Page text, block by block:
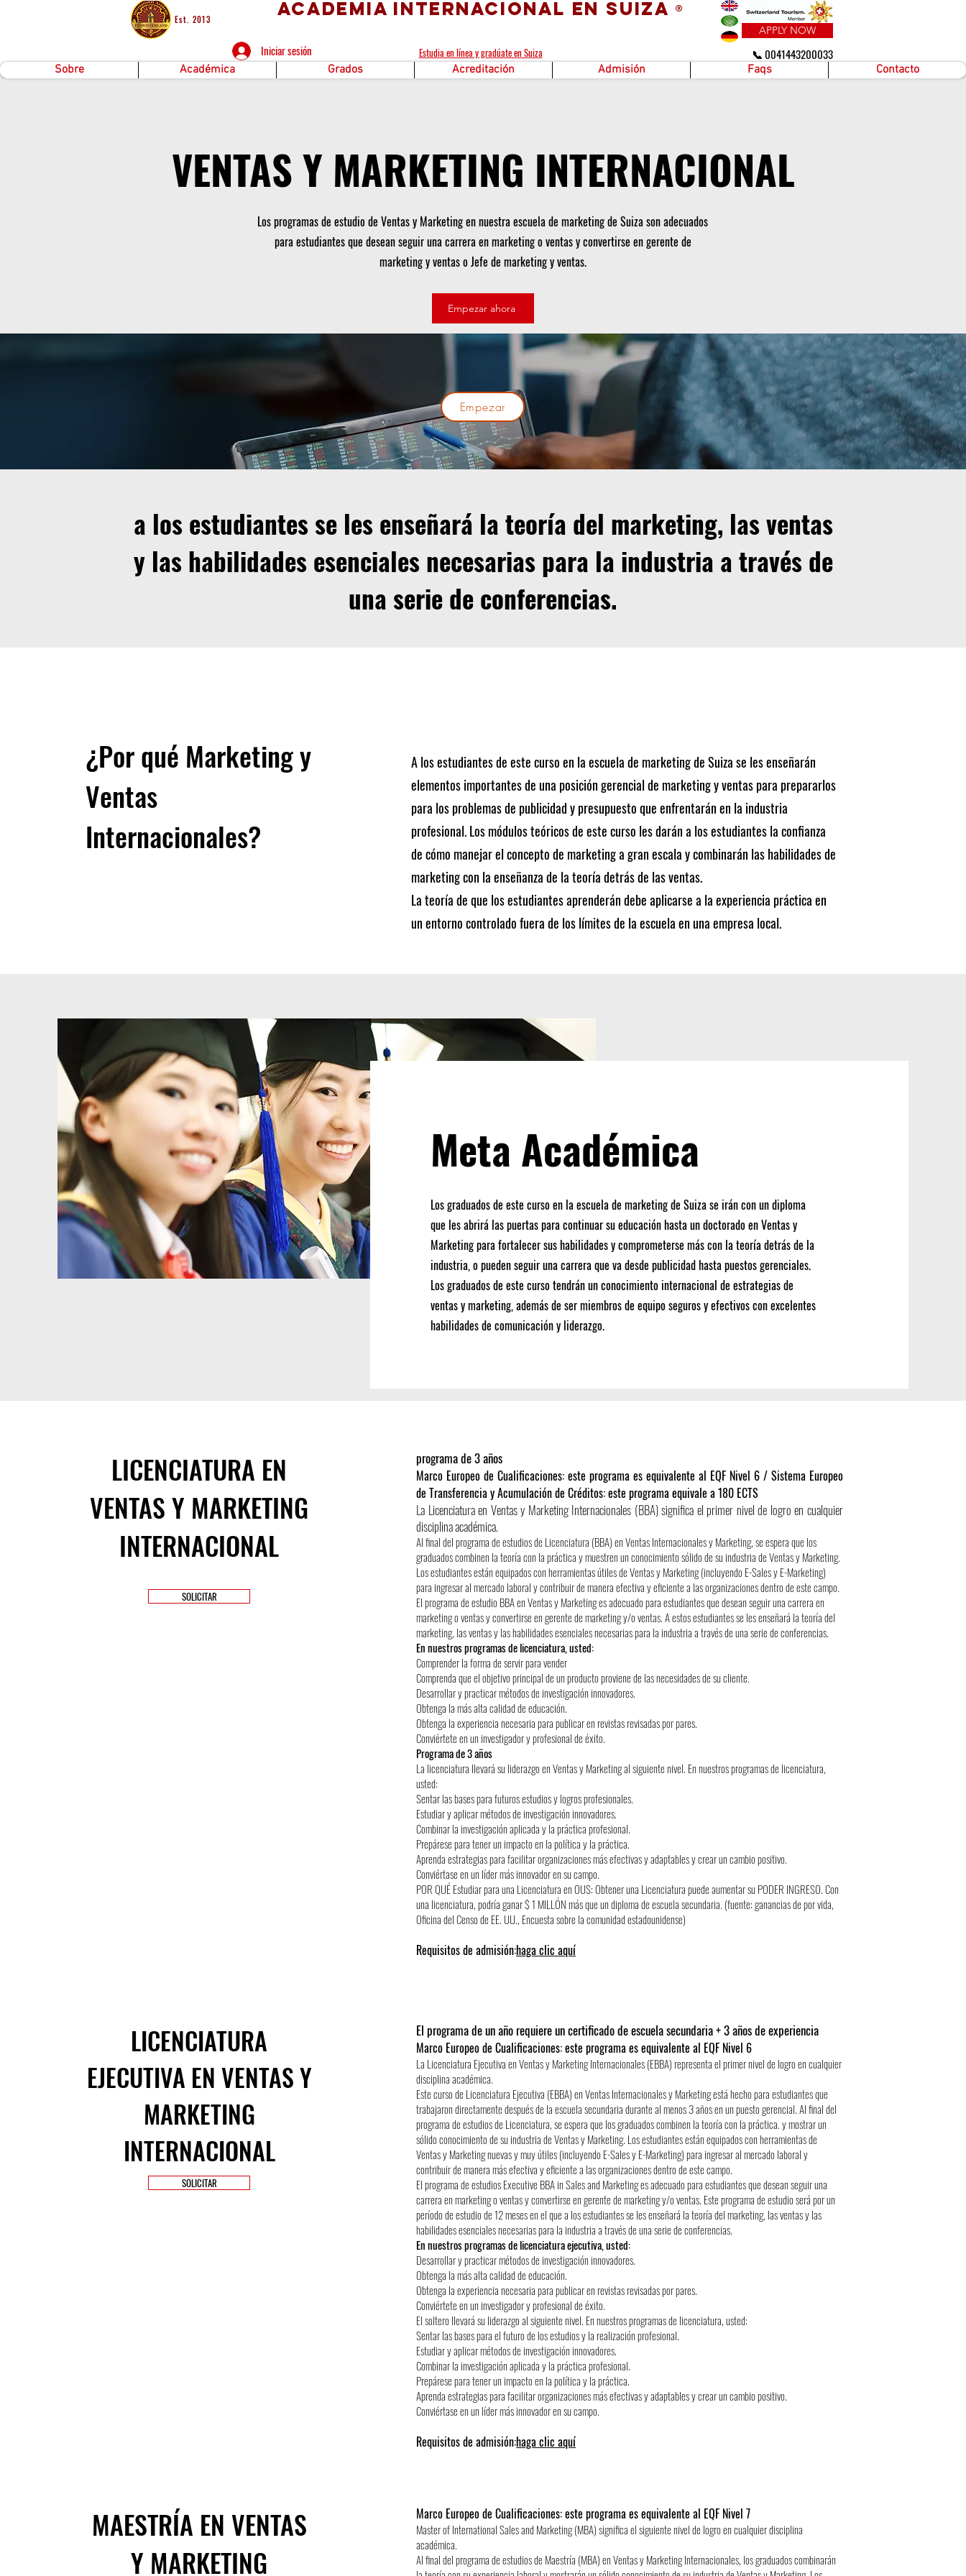
Est. 2013 Academia Internacional en Suiza ®
Iniciar sesión Estudia en línea y gradúate en Suiza
APPLY NOW
📞 0041443200033
Sobre Académica Grados Acreditación Admisión Faqs Contacto
VENTAS Y MARKETING INTERNACIONAL
Los programas de estudio de Ventas y Marketing en nuestra escuela de marketing de Suiza son adecuados
para estudiantes que desean seguir una carrera en marketing o ventas y convertirse en gerente de
marketing y ventas o Jefe de marketing y ventas.
Empezar ahora
Empezar
a los estudiantes se les enseñará la teoría del marketing, las ventas
y las habilidades esenciales necesarias para la industria a través de
una serie de conferencias.
¿Por qué Marketing y
Ventas
Internacionales?
A los estudiantes de este curso en la escuela de marketing de Suiza se les enseñarán
elementos importantes de una posición gerencial de marketing y ventas para prepararlos
para los problemas de publicidad y presupuesto que enfrentarán en la industria
profesional. Los módulos teóricos de este curso les darán a los estudiantes la confianza
de cómo manejar el concepto de marketing a gran escala y combinarán las habilidades de
marketing con la enseñanza de la teoría detrás de las ventas.
La teoría de que los estudiantes aprenderán debe aplicarse a la experiencia práctica en
un entorno controlado fuera de los límites de la escuela en una empresa local.
Meta Académica
Los graduados de este curso en la escuela de marketing de Suiza se irán con un diploma
que les abrirá las puertas para continuar su educación hasta un doctorado en Ventas y
Marketing para fortalecer sus habilidades y comprometerse más con la teoría detrás de la
industria, o pueden seguir una carrera que va desde publicidad hasta puestos gerenciales.
Los graduados de este curso tendrán un conocimiento internacional de estrategias de
ventas y marketing, además de ser miembros de equipo seguros y efectivos con excelentes
habilidades de comunicación y liderazgo.
LICENCIATURA EN
VENTAS Y MARKETING
INTERNACIONAL
SOLICITAR
programa de 3 años
Marco Europeo de Cualificaciones: este programa es equivalente al EQF Nivel 6 /Sistema Europeo
de Transferencia y Acumulación de Créditos: este programa equivale a 180 ECTS
La Licenciatura en Ventas y Marketing Internacionales (BBA) significa el primer nivel de logro en cualquier
disciplina académica.
Al final del programa de estudios de Licenciatura (BBA) en Ventas Internacionales y Marketing, se espera que los
graduados combinen la teoría con la práctica y muestren un conocimiento sólido de su industria de Ventas y Marketing.
Los estudiantes están equipados con herramientas útiles de Ventas y Marketing (incluyendo E-Sales y E-Marketing)
para ingresar al mercado laboral y contribuir de manera efectiva y eficiente a las organizaciones dentro de este campo.
El programa de estudio BBA en Ventas y Marketing es adecuado para estudiantes que desean seguir una carrera en
marketing o ventas y convertirse en gerente de marketing y/o ventas. A estos estudiantes se les enseñará la teoría del
marketing, las ventas y las habilidades esenciales necesarias para la industria a través de una serie de conferencias.
En nuestros programas de licenciatura, usted:
Comprender la forma de servir para vender
Comprenda que el objetivo principal de un producto proviene de las necesidades de su cliente.
Desarrollar y practicar métodos de investigación innovadores.
Obtenga la más alta calidad de educación.
Obtenga la experiencia necesaria para publicar en revistas revisadas por pares.
Conviértete en un investigador y profesional de éxito.
Programa de 3 años
La licenciatura llevará su liderazgo en Ventas y Marketing al siguiente nivel. En nuestros programas de licenciatura,
usted:
Sentar las bases para futuros estudios y logros profesionales.
Estudiar y aplicar métodos de investigación innovadores.
Combinar la investigación aplicada y la práctica profesional.
Prepárese para tener un impacto en la política y la práctica.
Aprenda estrategias para facilitar organizaciones más efectivas y adaptables y crear un cambio positivo.
Conviértase en un líder más innovador en su campo.
POR QUÉ Estudiar para una Licenciatura en OUS: Obtener una Licenciatura puede aumentar su PODER INGRESO. Con
una licenciatura, podría ganar $ 1 MILLÓN más que un diploma de escuela secundaria. (fuente: ganancias de por vida,
Oficina del Censo de EE. UU., Encuesta sobre la comunidad estadounidense)
Requisitos de admisión:haga clic aquí
LICENCIATURA
EJECUTIVA EN VENTAS Y
MARKETING
INTERNACIONAL
SOLICITAR
El programa de un año requiere un certificado de escuela secundaria + 3 años de experiencia
Marco Europeo de Cualificaciones: este programa es equivalente al EQF Nivel 6
La Licenciatura Ejecutiva en Ventas y Marketing Internacionales (EBBA) representa el primer nivel de logro en cualquier
disciplina académica.
Este curso de Licenciatura Ejecutiva (EBBA) en Ventas Internacionales y Marketing está hecho para estudiantes que
trabajaron directamente después de la escuela secundaria durante al menos 3 años en un puesto gerencial. Al final del
programa de estudios de Licenciatura, se espera que los graduados combinen la teoría con la práctica. y mostrar un
sólido conocimiento de su industria de Ventas y Marketing. Los estudiantes están equipados con herramientas de
Ventas y Marketing nuevas y muy útiles (incluyendo E-Sales y E-Marketing) para ingresar al mercado laboral y
contribuir de manera más efectiva y eficiente a las organizaciones dentro de este campo.
El programa de estudios Executive BBA in Sales and Marketing es adecuado para estudiantes que desean seguir una
carrera en marketing o ventas y convertirse en gerente de marketing y/o ventas. Este programa de estudio será por un
período de estudio de 12 meses en el que a los estudiantes se les enseñará la teoría del marketing, las ventas y las
habilidades esenciales necesarias para la industria a través de una serie de conferencias.
En nuestros programas de licenciatura ejecutiva, usted:
Desarrollar y practicar métodos de investigación innovadores.
Obtenga la más alta calidad de educación.
Obtenga la experiencia necesaria para publicar en revistas revisadas por pares.
Conviértete en un investigador y profesional de éxito.
El soltero llevará su liderazgo al siguiente nivel. En nuestros programas de licenciatura, usted:
Sentar las bases para el futuro de los estudios y la realización profesional.
Estudiar y aplicar métodos de investigación innovadores.
Combinar la investigación aplicada y la práctica profesional.
Prepárese para tener un impacto en la política y la práctica.
Aprenda estrategias para facilitar organizaciones más efectivas y adaptables y crear un cambio positivo.
Conviértase en un líder más innovador en su campo.
Requisitos de admisión:haga clic aquí
MAESTRÍA EN VENTAS
Y MARKETING
Marco Europeo de Cualificaciones: este programa es equivalente al EQF Nivel 7
Master of International Sales and Marketing (MBA) significa el siguiente nivel de logro en cualquier disciplina
académica.
Al final del programa de estudios de Maestría (MBA) en Ventas y Marketing Internacionales, los graduados combinarán